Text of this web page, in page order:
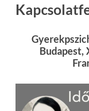
Budapest,